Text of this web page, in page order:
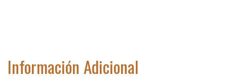
Información Adicional